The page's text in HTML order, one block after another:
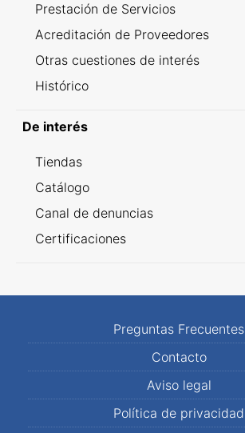
Prestación de Servicios
Acreditación de Proveedores
Otras cuestiones de interés
Histórico
De interés
Tiendas
Catálogo
Canal de denuncias
Certificaciones
Preguntas Frecuentes
Contacto
Aviso legal
Política de privacidad